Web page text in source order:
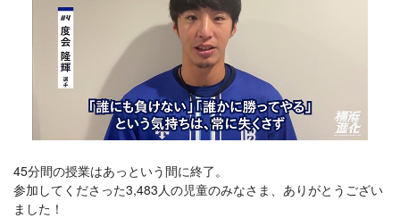
45分間の授業はあっという間に終了。
参加してくださった3,483人の児童のみなさま、ありがとうござい
ました！